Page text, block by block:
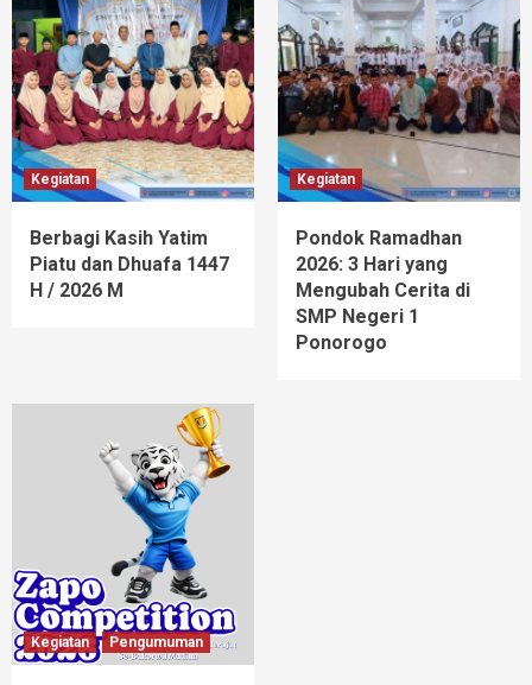
Kegiatan
Berbagi Kasih Yatim
Piatu dan Dhuafa 1447
H / 2026 M
Kegiatan
Pondok Ramadhan
2026: 3 Hari yang
Mengubah Cerita di
SMP Negeri 1
Ponorogo
Kegiatan Pengumuman